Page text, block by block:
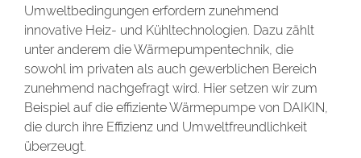
Umweltbedingungen erfordern zunehmend
innovative Heiz- und Kühltechnologien. Dazu zählt
unter anderem die Wärmepumpentechnik, die
sowohl im privaten als auch gewerblichen Bereich
zunehmend nachgefragt wird. Hier setzen wir zum
Beispiel auf die effiziente Wärmepumpe von DAIKIN,
die durch ihre Effizienz und Umweltfreundlichkeit
überzeugt.